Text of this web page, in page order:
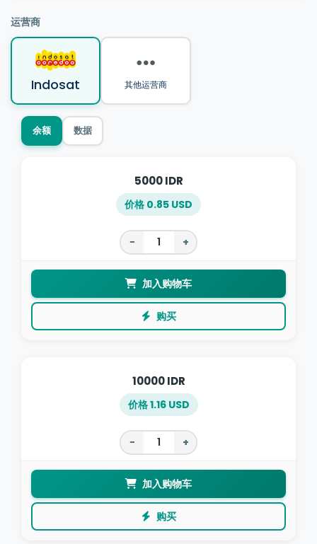
运营商
Indosat 其他运营商
余额 数据
5000 IDR
价格 0.85 USD
− +
加入购物车
购买
10000 IDR
价格 1.16 USD
− +
加入购物车
购买